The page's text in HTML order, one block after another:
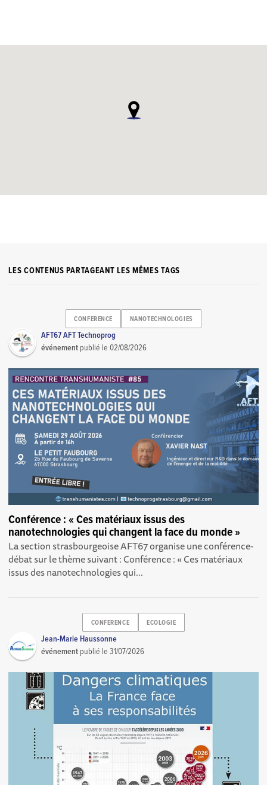
LES CONTENUS PARTAGEANT LES MÊMES TAGS
CONFERENCE NANOTECHNOLOGIES
AFT67 AFT Technoprog
événement publié le02/08/2026
Conférence : « Ces matériaux issus des
nanotechnologies qui changent la face du monde »
La section strasbourgeoise AFT67 organise une conférence-
débat sur le thème suivant : Conférence : « Ces matériaux
issus des nanotechnologies qui...
CONFERENCE ECOLOGIE
Jean-Marie Haussonne
événement publié le31/07/2026